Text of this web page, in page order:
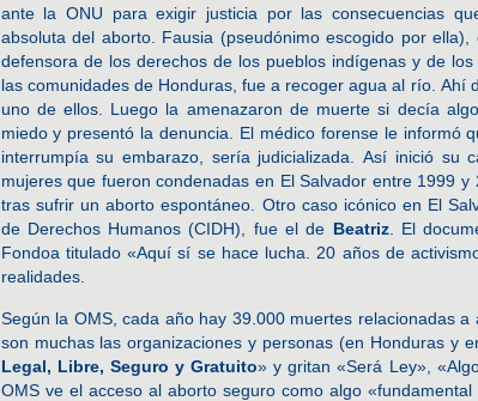
ante la ONU para exigir justicia por las consecuencias
absoluta del aborto. Fausia (pseudónimo escogido por
defensora de los derechos de los pueblos indígenas y de
las comunidades de Honduras, fue a recoger agua al río. Ahí
uno de ellos. Luego la amenazaron de muerte si decía
miedo y presentó la denuncia. El médico forense le informó
interrumpía su embarazo, sería judicializada. Así inició su
mujeres que fueron condenadas en El Salvador entre 1999
tras sufrir un aborto espontáneo. Otro caso icónico en El
de Derechos Humanos (CIDH), fue el de Beatriz. El
Fondoa titulado «Aquí sí se hace lucha. 20 años de
realidades.
Según la OMS, cada año hay 39.000 muertes relacionadas
son muchas las organizaciones y personas (en Honduras y
Legal, Libre, Seguro y Gratuito» y gritan «Será Ley»,
OMS ve el acceso al aborto seguro como algo